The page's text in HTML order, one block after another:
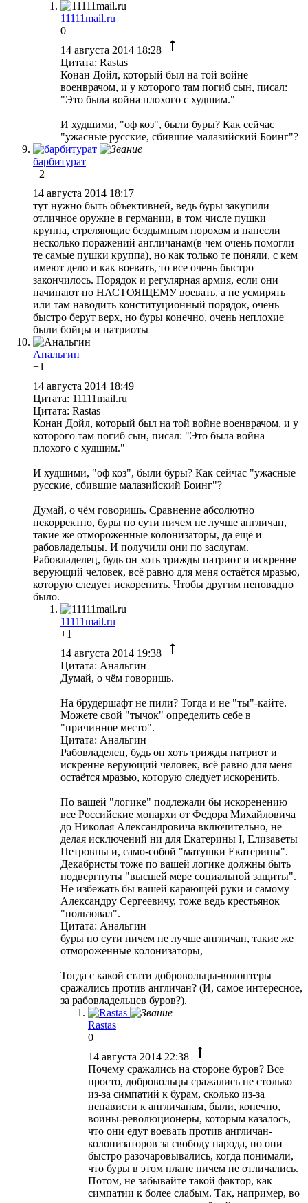
11111mail.ru
0
14 августа 2014 18:28
Цитата: Rastas
Конан Дойл, который был на той войне
военврачом, и у которого там погиб сын, писал:
"Это была война плохого с худшим."
И худшими, "оф коз", были буры? Как сейчас
"ужасные русские, сбившие малазийский Боинг"?
барбитурат
+2
14 августа 2014 18:17
тут нужно быть объективней, ведь буры закупили
отличное оружие в германии, в том числе пушки
круппа, стреляющие бездымным порохом и нанесли
несколько поражений англичанам(в чем очень помогли
те самые пушки круппа), но как только те поняли, с кем
имеют дело и как воевать, то все очень быстро
закончилось. Порядок и регулярная армия, если они
начинают по НАСТОЯЩЕМУ воевать, а не усмирять
или там наводить конституционный порядок, очень
быстро берут верх, но буры конечно, очень неплохие
были бойцы и патриоты
Анальгин
+1
14 августа 2014 18:49
Цитата: 11111mail.ru
Цитата: Rastas
Конан Дойл, который был на той войне военврачом, и у
которого там погиб сын, писал: "Это была война
плохого с худшим."
И худшими, "оф коз", были буры? Как сейчас "ужасные
русские, сбившие малазийский Боинг"?
Думай, о чём говоришь. Сравнение абсолютно
некорректно, буры по сути ничем не лучше англичан,
такие же отмороженные колонизаторы, да ещё и
рабовладельцы. И получили они по заслугам.
Рабовладелец, будь он хоть трижды патриот и искренне
верующий человек, всё равно для меня остаётся мразью,
которую следует искоренить. Чтобы другим неповадно
было.
11111mail.ru
+1
14 августа 2014 19:38
Цитата: Анальгин
Думай, о чём говоришь.
На брудершафт не пили? Тогда и не "ты"-кайте.
Можете свой "тычок" определить себе в
"причинное место".
Цитата: Анальгин
Рабовладелец, будь он хоть трижды патриот и
искренне верующий человек, всё равно для меня
остаётся мразью, которую следует искоренить.
По вашей "логике" подлежали бы искоренению
все Российские монархи от Федора Михайловича
до Николая Александровича включительно, не
делая исключений ни для Екатерины I, Елизаветы
Петровны и, само-собой "матушки Екатерины".
Декабристы тоже по вашей логике должны быть
подвергнуты "высшей мере социальной защиты".
Не избежать бы вашей карающей руки и самому
Александру Сергеевичу, тоже ведь крестьянок
"пользовал".
Цитата: Анальгин
буры по сути ничем не лучше англичан, такие же
отмороженные колонизаторы,
Тогда с какой стати добровольцы-волонтеры
сражались против англичан? (И, самое интересное,
за рабовладельцев буров?).
Rastas
0
14 августа 2014 22:38
Почему сражались на стороне буров? Все
просто, добровольцы сражались не столько
из-за симпатий к бурам, сколько из-за
ненависти к англичанам, были, конечно,
воины-революционеры, которым казалось,
что они едут воевать против англичан-
колонизаторов за свободу народа, но они
быстро разочаровывались, когда понимали,
что буры в этом плане ничем не отличались.
Потом, не забывайте такой фактор, как
симпатии к более слабым. Так, например, во